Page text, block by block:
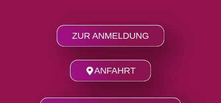
ZUR ANMELDUNG
ANFAHRT